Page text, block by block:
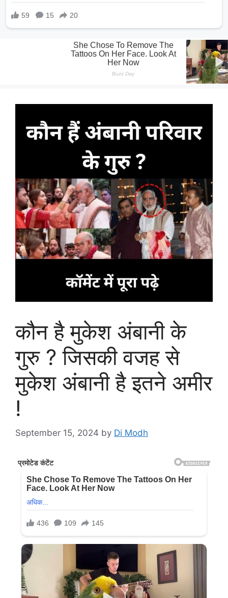
कौन है मुकेश अंबानी के
गुरु ? जिसकी वजह से
मुकेश अंबानी है इतने अमीर
!
September 15, 2024 by Di Modh